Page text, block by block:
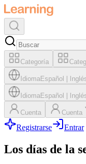
Categoría
IdiomaEspañol
IdiomaEspañol
Cuenta Cuenta
Registrarse Entrar
Los días de la